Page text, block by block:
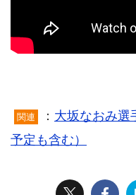
関連 ： 大坂なおみ選
予定も含む）